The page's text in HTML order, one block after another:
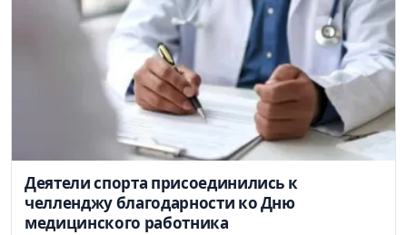
Деятели спорта присоединились к
челленджу благодарности ко Дню
медицинского работника